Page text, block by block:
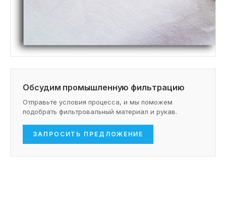
Обсудим промышленную фильтрацию
Отправьте условия процесса, и мы поможем
подобрать фильтровальный материал и рукав.
ЗАПРОСИТЬ ПРЕДЛОЖЕНИЕ